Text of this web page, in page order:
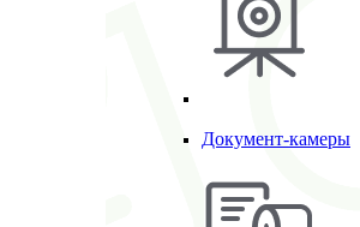
Документ-камеры